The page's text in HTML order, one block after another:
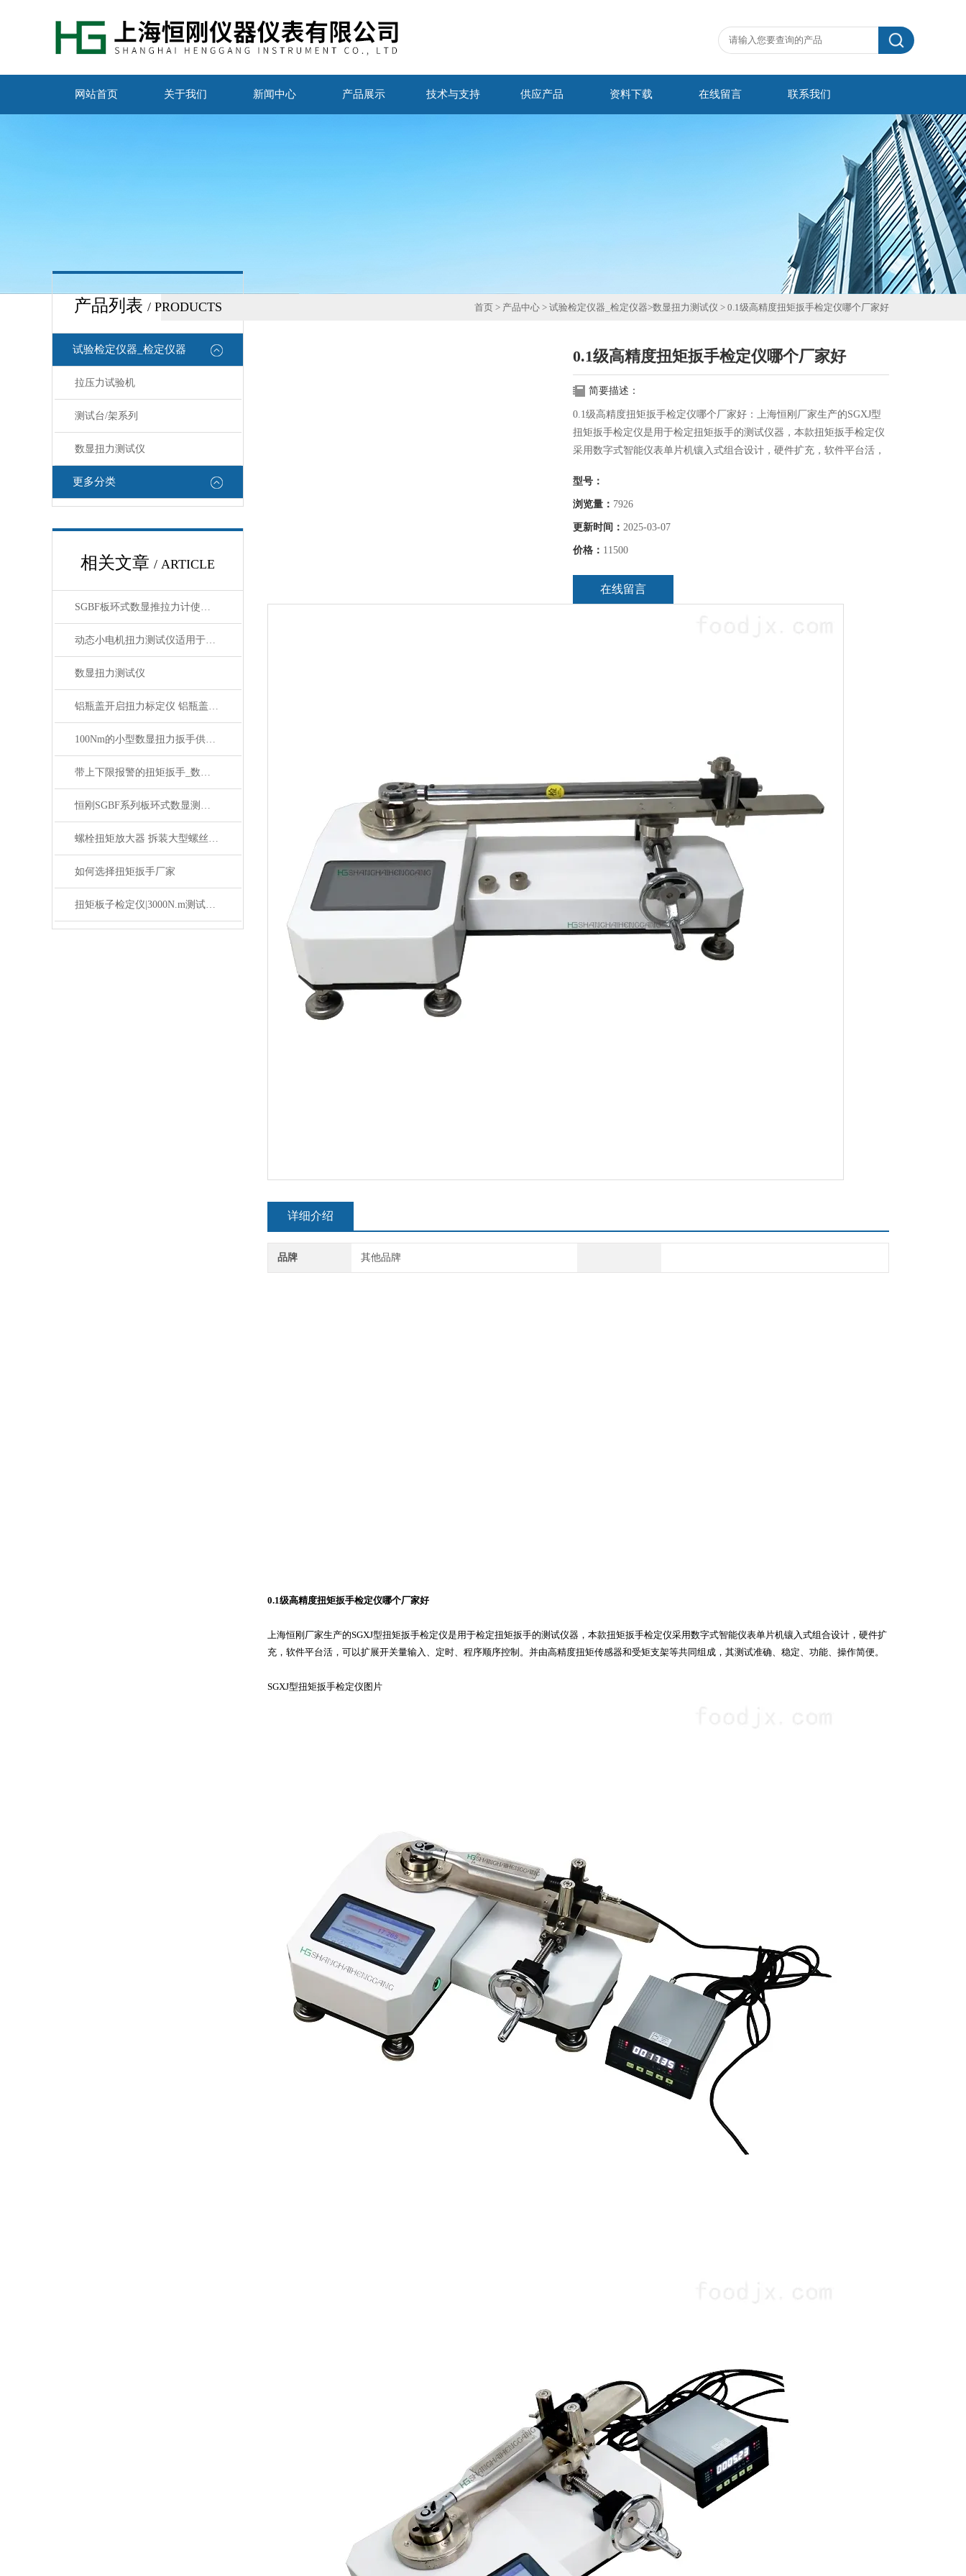
网站首页 关于我们 新闻中心 产品展示 技术与支持 供应产品 资料下载 在线留言 联系我们
产品列表 / PRODUCTS
试验检定仪器_检定仪器
拉压力试验机
测试台/架系列
数显扭力测试仪
更多分类
相关文章 / ARTICLE
SGBF板环式数显推拉力计使用前核心注意事项
动态小电机扭力测试仪适用于高转速或负载变化专用
数显扭力测试仪
铝瓶盖开启扭力标定仪 铝瓶盖数显扭力测试仪 电子扭矩测试仪
100Nm的小型数显扭力扳手供应厂家
带上下限报警的扭矩扳手_数显扭矩扳手带上下限报警的
恒刚SGBF系列板环式数显测力计核心技术参数与性能解析
螺栓扭矩放大器 拆装大型螺丝扭力扳手倍增器 扭矩倍增器
如何选择扭矩扳手厂家
扭矩板子检定仪|3000N.m测试扭矩扳手检定仪价格
首页 > 产品中心 > 试验检定仪器_检定仪器>数显扭力测试仪 > 0.1级高精度扭矩扳手检定仪哪个厂家好
0.1级高精度扭矩扳手检定仪哪个厂家好
简要描述：
0.1级高精度扭矩扳手检定仪哪个厂家好：上海恒刚厂家生产的SGXJ型
扭矩扳手检定仪是用于检定扭矩扳手的测试仪器，本款扭矩扳手检定仪
采用数字式智能仪表单片机镶入式组合设计，硬件扩充，软件平台活，
受矩支架等共同组成，其测试准确、稳定、功能、操作简便。
型号：
浏览量： 7926
更新时间： 2025-03-07
价格： 11500
在线留言
详细介绍
品牌 其他品牌
0.1级高精度扭矩扳手检定仪哪个厂家好
上海恒刚厂家生产的SGXJ型扭矩扳手检定仪是用于检定扭矩扳手的测试仪器，本款扭矩扳手检定仪采用数字式智能仪表单片机镶入式组合设计，硬件扩
充，软件平台活，可以扩展开关量输入、定时、程序顺序控制。并由高精度扭矩传感器和受矩支架等共同组成，其测试准确、稳定、功能、操作简便。
SGXJ型扭矩扳手检定仪图片